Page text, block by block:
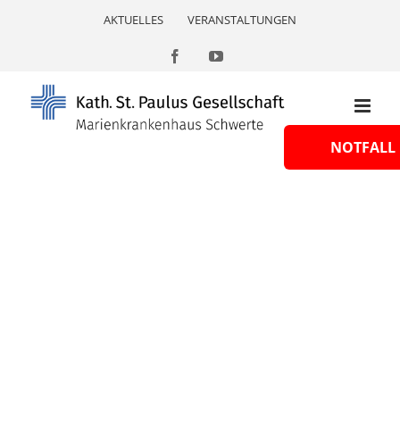
AKTUELLES VERANSTALTUNGEN
FacebookYouTube
NOTFALL